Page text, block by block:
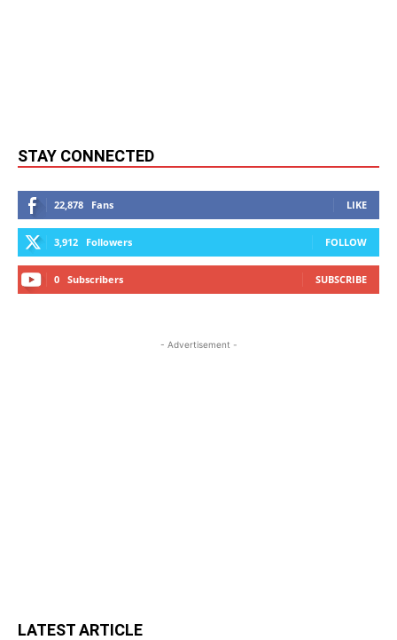
STAY CONNECTED
22,878 Fans LIKE
3,912 Followers FOLLOW
0 Subscribers SUBSCRIBE
- Advertisement -
LATEST ARTICLE